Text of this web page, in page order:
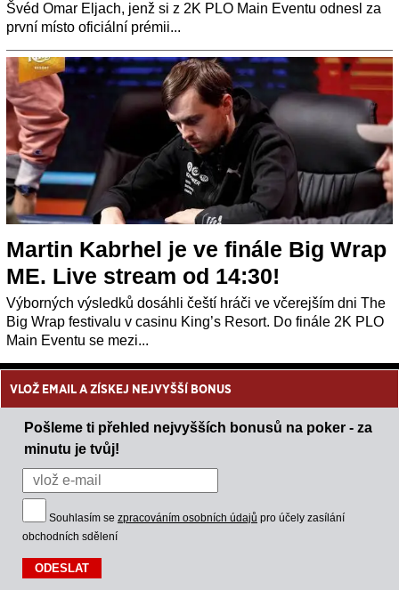
Švéd Omar Eljach, jenž si z 2K PLO Main Eventu odnesl za
první místo oficiální prémii...
Martin Kabrhel je ve finále Big Wrap
ME. Live stream od 14:30!
Výborných výsledků dosáhli čeští hráči ve včerejším dni The
Big Wrap festivalu v casinu King’s Resort. Do finále 2K PLO
Main Eventu se mezi...
VLOŽ EMAIL A ZÍSKEJ NEJVYŠŠÍ BONUS
Pošleme ti přehled nejvyšších bonusů na poker - za
minutu je tvůj!
Souhlasím se zpracováním osobních údajů pro účely zasílání
obchodních sdělení